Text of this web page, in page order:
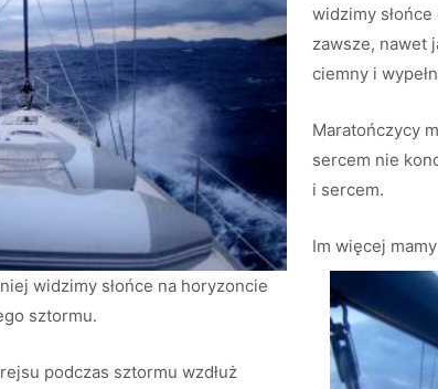
widzimy
zawsze, nawet
ciemny i
Maratończycy
sercem nie
i sercem.
Im więcej
widzimy słońce na horyzoncie
sztormu.
podczas sztormu wzdłuż